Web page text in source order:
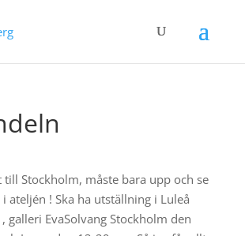
till Stockholm, måste bara upp och se
ateljén ! Ska ha utställning i Luleå
galleri EvaSolvang Stockholm den